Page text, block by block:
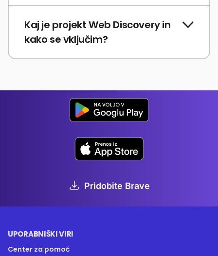
Kaj je projekt Web Discovery in
kako se vključim?
Pridobite Brave
UPORABNIŠKI VIRI
Center za pomoč